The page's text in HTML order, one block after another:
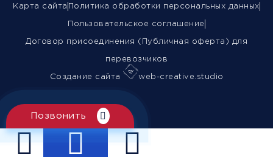
Карта сайта Политика обработки персональных данных
Пользовательское соглашение
Договор присоединения (Публичная оферта) для
перевозчиков
Создание сайта web-creative.studio
Позвонить